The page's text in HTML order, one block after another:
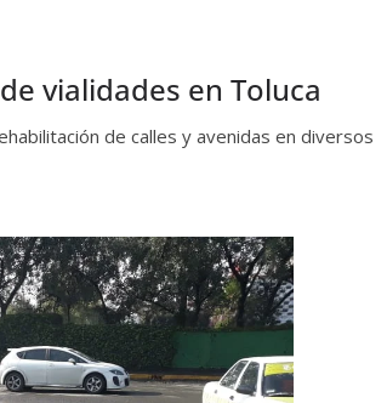
vialidades en Toluca
de calles y avenidas en diversos